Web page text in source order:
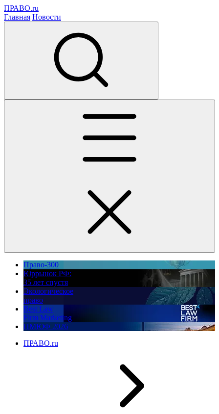
ПРАВО.ru
Главная Новости
Право-300
Юррынок РФ:
35 лет спустя
Экологическое
право
Best Law
Firm Marketing
ПМЮФ 2026
ПРАВО.ru